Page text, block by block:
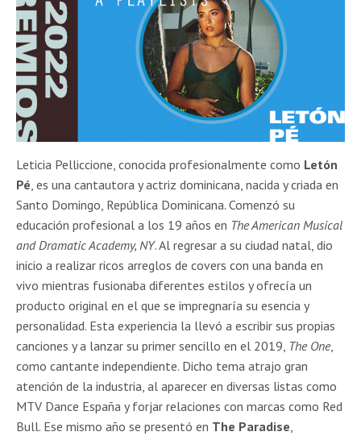
Leticia Pelliccione, conocida profesionalmente como Letón
Pé, es una cantautora y actriz dominicana, nacida y criada en
Santo Domingo, República Dominicana. Comenzó su
educación profesional a los 19 años en The American Musical
and Dramatic Academy, NY. Al regresar a su ciudad natal, dio
inicio a realizar ricos arreglos de covers con una banda en
vivo mientras fusionaba diferentes estilos y ofrecía un
producto original en el que se impregnaría su esencia y
personalidad. Esta experiencia la llevó a escribir sus propias
canciones y a lanzar su primer sencillo en el 2019, The One,
como cantante independiente. Dicho tema atrajo gran
atención de la industria, al aparecer en diversas listas como
MTV Dance España y forjar relaciones con marcas como Red
Bull. Ese mismo año se presentó en The Paradise,